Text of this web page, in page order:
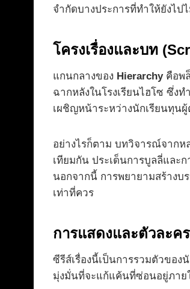
จำกัดบางประการที่ทำให้ยังไป
โครงเรื่องและบท
แกนกลางของ Hierarchyคือพล็
ฉากหลังในโรงเรียนไฮโซ ซึ่ง
เผชิญหน้าระหว่างนักเรียนทุน
อย่างไรก็ตาม บทวิจารณ์จากห
เทียมกัน ประเด็นการบูลลี่และ
นอกจากนี้ การพยายามสร้างบ
เท่าที่ควร
การแสดงและตัวละค
ซีรีส์เรื่องนี้เป็นการรวมตัวขอ
มุ่งมั่นที่จะแก้แค้นที่ซ่อนอยู่ภา